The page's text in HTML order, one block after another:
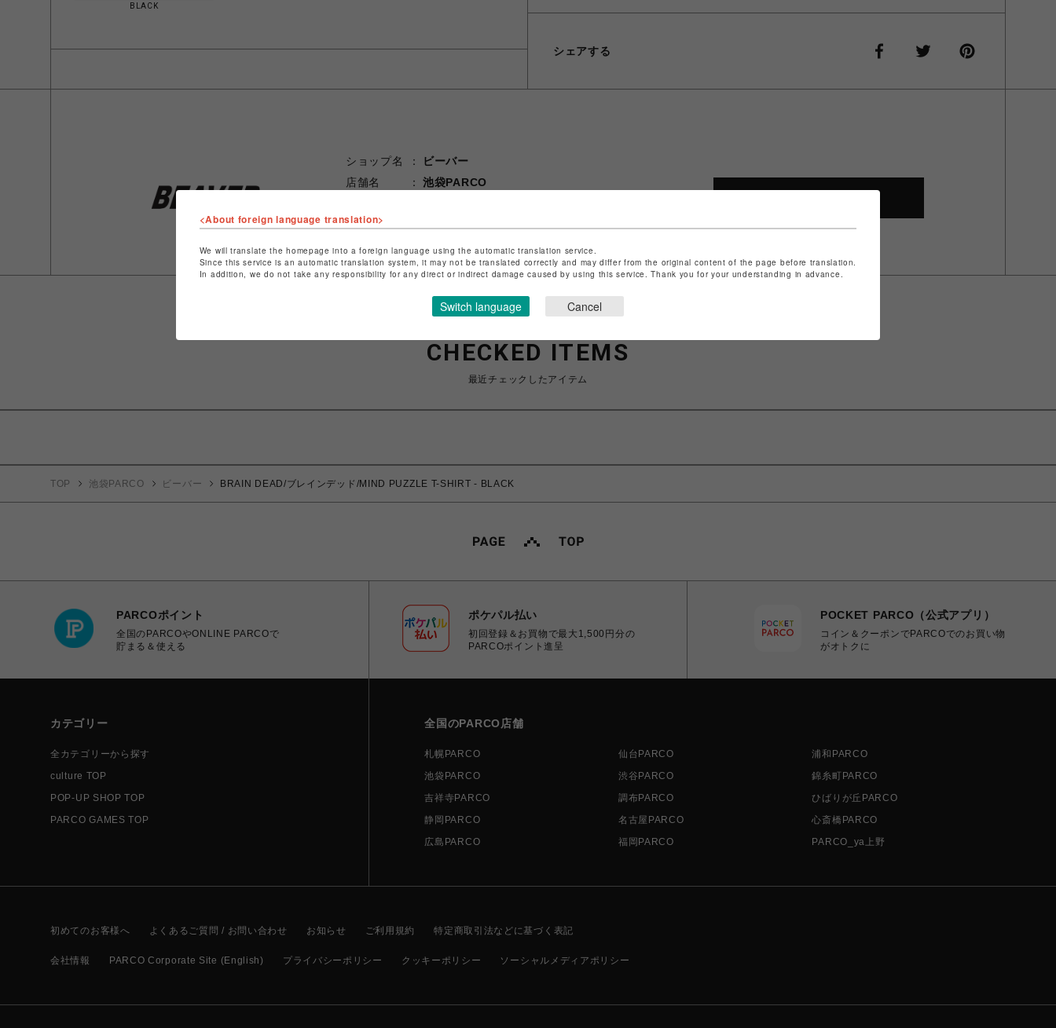
BLACK
シェアする
ショップ名
ビーバー
店舗名
池袋PARCO
特定商取引法など法令に基づく表記は
CHECKED ITEMS
最近チェックしたアイテム
TOP 池袋PARCO ビーバー BRAIN DEAD/ブレインデッド/MIND PUZZLE T-SHIRT - BLACK
PARCOポイント
全国のPARCOやONLINE PARCOで
貯まる＆使える
ポケパル払い
初回登録＆お買物で最大1,500円分の
PARCOポイント進呈
POCKET PARCO（公式アプリ）
コイン＆クーポンでPARCOでのお買い物
がオトクに
カテゴリー
全カテゴリーから探す
culture TOP
POP-UP SHOP TOP
PARCO GAMES TOP
全国のPARCO店舗
札幌PARCO 仙台PARCO
浦和PARCO
池袋PARCO
渋谷PARCO
錦糸町PARCO
吉祥寺PARCO
調布PARCO
ひばりが丘PARCO
静岡PARCO
名古屋PARCO
心斎橋PARCO
広島PARCO
福岡PARCO PARCO_ya上野
初めてのお客様へ よくあるご質問 / お問い合わせ お知らせ ご利用規約 特定商取引法などに基づく表記
会社情報 PARCO Corporate Site (English) プライバシーポリシー クッキーポリシー ソーシャルメディアポリシー
<About foreign language translation>
We will translate the homepage into a foreign language using the automatic translation service.
Since this service is an automatic translation system, it may not be translated correctly and may differ from the original content of the page before translation.
In addition, we do not take any responsibility for any direct or indirect damage caused by using this service. Thank you for your understanding in advance.
Switch language Cancel